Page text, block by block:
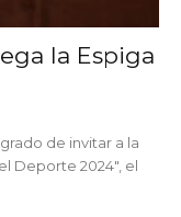
la Espiga
de invitar a la
Deporte 2024", el